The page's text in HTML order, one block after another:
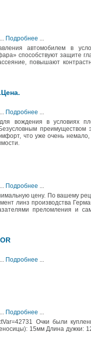
... Подробнее ...
автомобилем в
способствуют защите
повышают
... Подробнее ...
вождения в условиях
преимуществом
что уже очень
... Подробнее ...
цену. По вашему
линз производства
преломления и
... Подробнее ...
... Подробнее ...
Очки были
15мм Длина дужки: